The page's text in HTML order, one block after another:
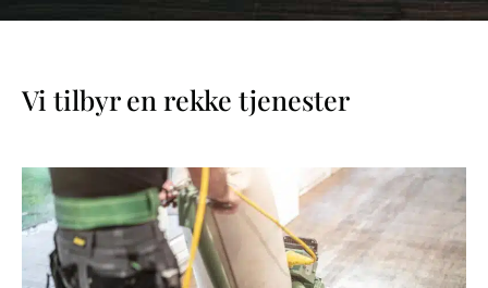
Vi tilbyr en rekke tjenester